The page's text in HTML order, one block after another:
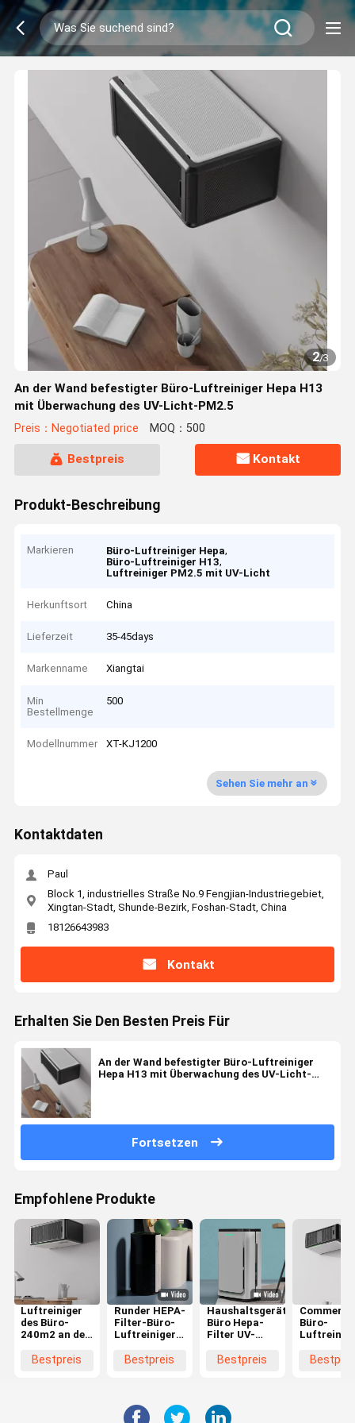
2/3
An der Wand befestigter Büro-Luftreiniger Hepa H13
mit Überwachung des UV-Licht-PM2.5
Preis：Negotiated price MOQ：500
Bestpreis Kontakt
Produkt-Beschreibung
Markieren Büro-Luftreiniger Hepa,
Büro-Luftreiniger H13,
Luftreiniger PM2.5 mit UV-Licht
Herkunftsort China
Lieferzeit 35-45days
Markenname Xiangtai
Min
Bestellmenge
500
Modellnummer XT-KJ1200
Sehen Sie mehr an
Kontaktdaten
Paul
Block 1, industrielles Straße No.9 Fengjian-Industriegebiet,
Xingtan-Stadt, Shunde-Bezirk, Foshan-Stadt, China
18126643983
Kontakt
Erhalten Sie Den Besten Preis Für
An der Wand befestigter Büro-Luftreiniger
Hepa H13 mit Überwachung des UV-Licht-
Fortsetzen
Empfohlene Produkte
Luftreiniger
des Büro-
240m2 an der
befestigter
Bestpreis
Runder HEPA-
Filter-Büro-
Luftreiniger
intelligentem
Bestpreis
Haushaltsgerät
Büro Hepa-
Filter UV-
Luftreiniger
Bestpreis
Büro-